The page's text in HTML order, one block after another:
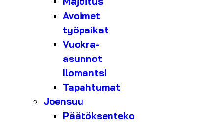
Avoimet
työpaikat
Vuokra-
asunnot
Ilomantsi
Tapahtumat
Joensuu
Päätöksenteko